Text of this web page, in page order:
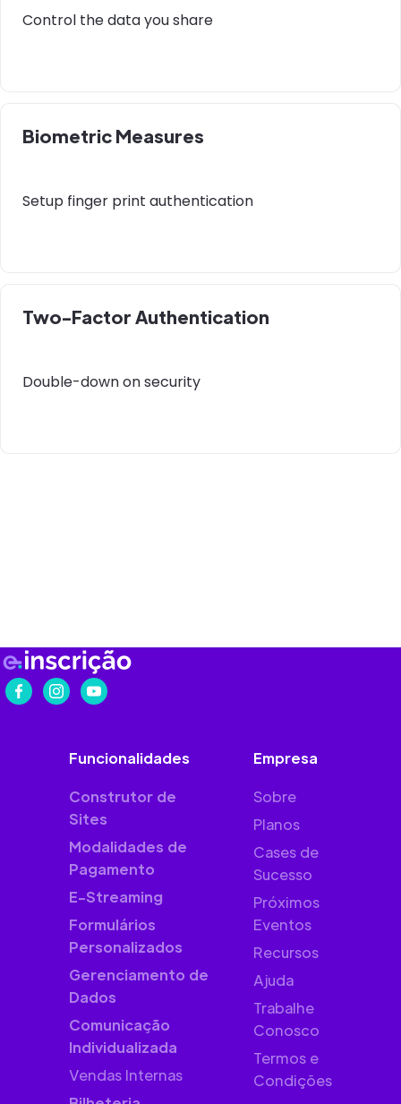
Control the data you share
Biometric Measures
Setup finger print authentication
Two-Factor Authentication
Double-down on security
Funcionalidades
Construtor de
Sites
Modalidades de
Pagamento
E-Streaming
Formulários
Personalizados
Gerenciamento de
Dados
Comunicação
Individualizada
Vendas Internas
Empresa
Sobre
Planos
Cases de
Sucesso
Próximos
Eventos
Recursos
Ajuda
Trabalhe
Conosco
Termos e
Condições